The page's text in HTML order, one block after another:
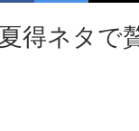
得ネタで